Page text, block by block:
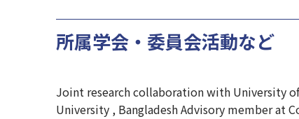
所属学会・委員会活動など
Joint research collaboration with University
University , Bangladesh Advisory member at